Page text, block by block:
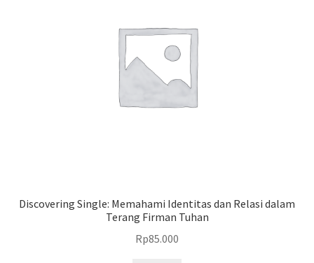
Discovering Single: Memahami Identitas dan Relasi dalam
Terang Firman Tuhan
Rp85.000